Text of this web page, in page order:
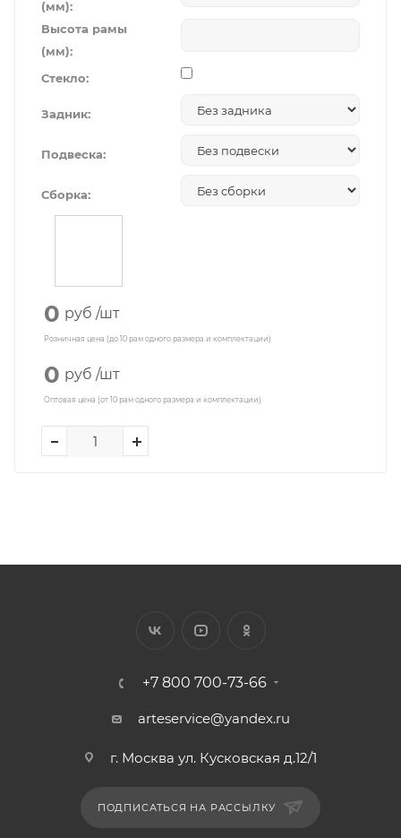
(мм):
Высота рамы
(мм):
Стекло:
Задник:
Подвеска:
Сборка:
0 руб /шт
Розничная цена (до 10 рам одного размера и комплектации)
0 руб /шт
Оптовая цена (от 10 рам одного размера и комплектации)
+7 800 700-73-66
arteservice@yandex.ru
г. Москва ул. Кусковская д.12/1
ПОДПИСАТЬСЯ НА РАССЫЛКУ